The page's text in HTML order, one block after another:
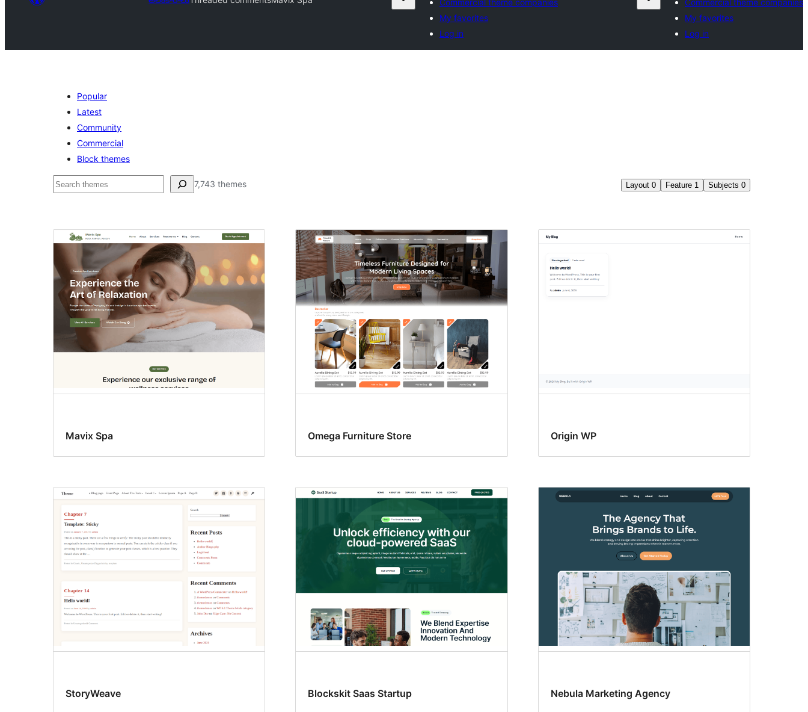
Commercial theme companies
My favorites
Log in
Commercial theme companies
My favorites
Log in
Popular
Latest
Community
Commercial
Block themes
వెతుకు 7,743 themes Layout 0 Feature 1 Subjects 0
Threaded
comments
Mavix Spa Omega Furniture Store Origin WP
StoryWeave Blockskit Saas Startup Nebula Marketing Agency